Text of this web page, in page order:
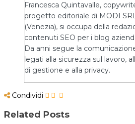
Francesca Quintavalle,
progetto editoriale di MODI
(Venezia), si occupa della
contenuti SEO per i blog
Da anni segue la
legati alla sicurezza sul lavoro,
di gestione e alla privacy.
Condividi
Related Posts